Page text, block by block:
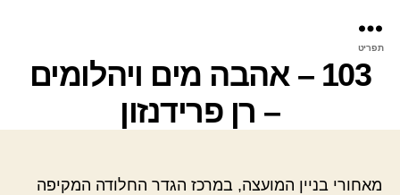
תפריט
103 – אהבה מים ויהלומים
– רן פרידנזון
מאחורי בניין המועצה, במרכז הגדר החלודה המקיפה